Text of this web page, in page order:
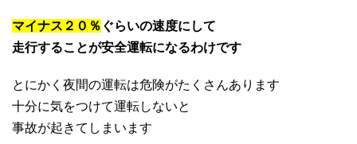
マイナス２０％ ぐらいの速度にして
走行することが安全運転になるわけです
とにかく夜間の運転は危険がたくさんあります
十分に気をつけて運転しないと
事故が起きてしまいます